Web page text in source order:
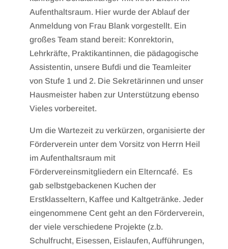
Aufenthaltsraum. Hier wurde der Ablauf der
Anmeldung von Frau Blank vorgestellt. Ein
großes Team stand bereit: Konrektorin,
Lehrkräfte, Praktikantinnen, die pädagogische
Assistentin, unsere Bufdi und die Teamleiter
von Stufe 1 und 2. Die Sekretärinnen und unser
Hausmeister haben zur Unterstützung ebenso
Vieles vorbereitet.
Um die Wartezeit zu verkürzen, organisierte der
Förderverein unter dem Vorsitz von Herrn Heil
im Aufenthaltsraum mit
Fördervereinsmitgliedern ein Elterncafé. Es
gab selbstgebackenen Kuchen der
Erstklasseltern, Kaffee und Kaltgetränke. Jeder
eingenommene Cent geht an den Förderverein,
der viele verschiedene Projekte (z.b.
Schulfrucht, Eisessen, Eislaufen, Aufführungen,